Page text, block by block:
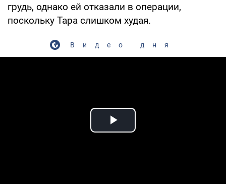
грудь, однако ей отказали в операции,
поскольку Тара слишком худая.
Видео дня
Play Video